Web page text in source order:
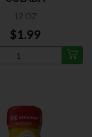
12 OZ
$1.99